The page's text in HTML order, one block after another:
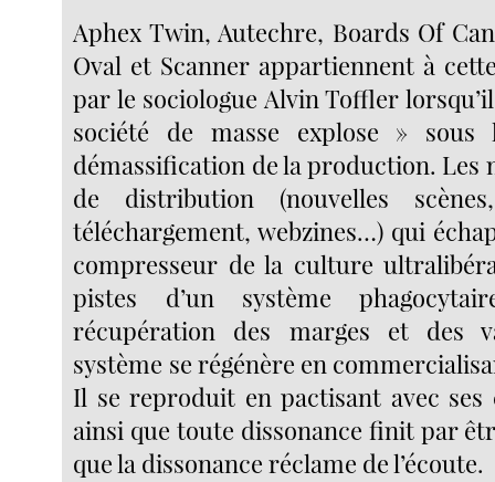
Aphex Twin, Autechre, Boards Of
Oval et Scanner appartiennent à
par le sociologue Alvin Toffler
société de masse explose »
démassification de la production. Les
de distribution (nouvelles
téléchargement, webzines…) qui
compresseur de la culture
pistes d’un système
récupération des marges et des
système se régénère en
Il se reproduit en pactisant avec ses
ainsi que toute dissonance finit par
que la dissonance réclame de l’écoute.